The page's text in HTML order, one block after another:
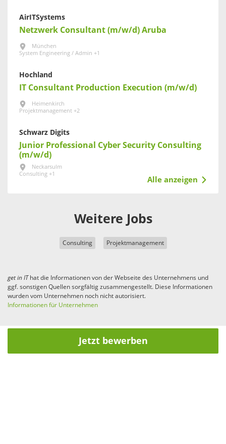
AirITSystems
Netzwerk Consultant (m/w/d) Aruba
München
System Engineering / Admin +1
Hochland
IT Consultant Production Execution (m/w/d)
Heimenkirch
Projektmanagement +2
Schwarz Digits
Junior Professional Cyber Security Consulting
(m/w/d)
Neckarsulm
Consulting +1
Alle anzeigen
Weitere Jobs
Consulting Projektmanagement
get in IThat die Informationen von der Webseite des Unternehmens und
ggf. sonstigen Quellen sorgfältig zusammengestellt. Diese Informationen
wurden vom Unternehmen noch nicht autorisiert.
Informationen für Unternehmen
Jetzt bewerben